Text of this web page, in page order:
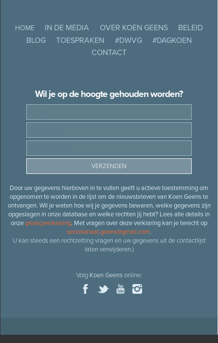
HOME IN DE MEDIA OVER KOEN GEENS
BELEID
BLOG
TOESPRAKEN #DWVG
#DAGKOEN
CONTACT
Wil je op de hoogte gehouden worden?
Door uw gegevens hierboven in te vullen geeft u actieve toestemming om
opgenomen te worden in de lijst om de nieuwsbrieven van Koen Geens te
ontvangen. Wil je weten hoe wij je gegevens bewaren, welke gegevens zijn
opgeslagen in onze database en welke rechten jij hebt? Lees alle details in
onze privacyverklaring. Met vragen over deze verklaring kan je terecht op
secretariaat.geens@gmail.com.
U kan steeds een rechtzetting vragen en uw gegevens uit de contactlijst
laten verwijderen.)
Volg Koen Geensonline: